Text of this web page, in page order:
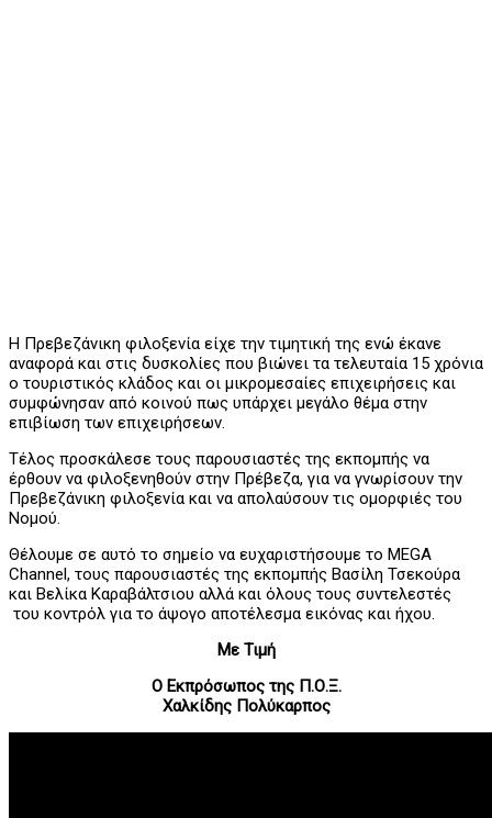
Η Πρεβεζάνικη φιλοξενία είχε την τιμητική της ενώ έκανε
αναφορά και στις δυσκολίες που βιώνει τα τελευταία 15 χρόνια
ο τουριστικός κλάδος και οι μικρομεσαίες επιχειρήσεις και
συμφώνησαν από κοινού πως υπάρχει μεγάλο θέμα στην
επιβίωση των επιχειρήσεων.
Τέλος προσκάλεσε τους παρουσιαστές της εκπομπής να
έρθουν να φιλοξενηθούν στην Πρέβεζα, για να γνωρίσουν την
Πρεβεζάνικη φιλοξενία και να απολαύσουν τις ομορφιές του
Νομού.
Θέλουμε σε αυτό το σημείο να ευχαριστήσουμε το MEGA
Channel, τους παρουσιαστές της εκπομπής Βασίλη Τσεκούρα
και Βελίκα Καραβάλτσιου αλλά και όλους τους συντελεστές
του κοντρόλ για το άψογο αποτέλεσμα εικόνας και ήχου.
Με Τιμή
Ο Εκπρόσωπος της Π.Ο.Ξ.
Χαλκίδης Πολύκαρπος